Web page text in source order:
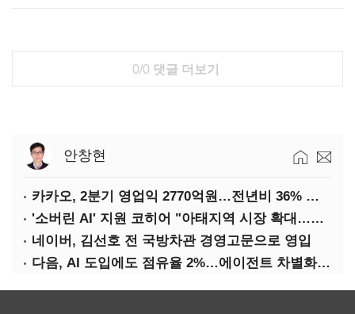
0/0 댓글 더보기
안창현
카카오, 2분기 영업익 2770억원…전년비 36% 증가
'소버린 AI' 지원 코히어 "아태지역 시장 확대…한국·일본 법인 설립"
네이버, 김선호 전 국방차관 경영고문으로 영입
다음, AI 도입에도 점유율 2%…에이전트 차별화가 관건